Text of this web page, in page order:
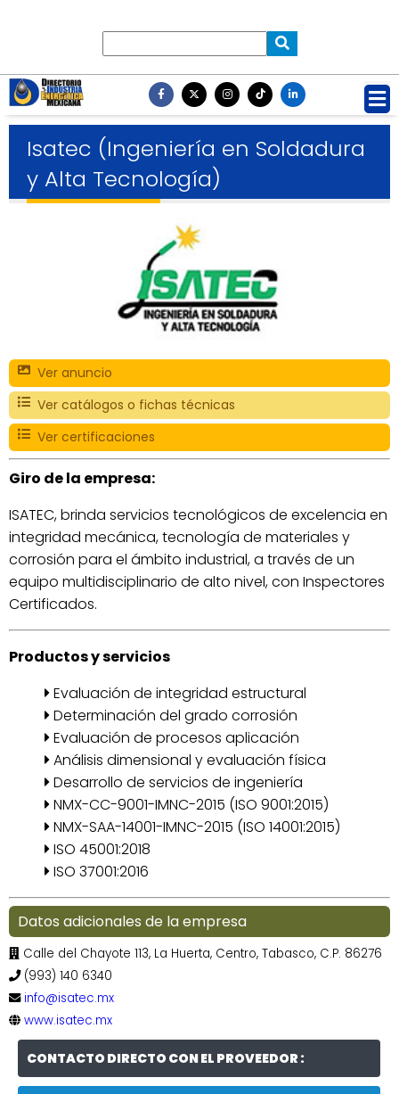
Isatec (Ingeniería en Soldadura
y Alta Tecnología)
Ver anuncio
Ver catálogos o fichas técnicas
Ver certificaciones
Giro de la empresa:
ISATEC, brinda servicios tecnológicos de excelencia en
integridad mecánica, tecnología de materiales y
corrosión para el ámbito industrial, a través de un
equipo multidisciplinario de alto nivel, con Inspectores
Certificados.
Productos y servicios
Evaluación de integridad estructural
Determinación del grado corrosión
Evaluación de procesos aplicación
Análisis dimensional y evaluación física
Desarrollo de servicios de ingeniería
NMX-CC-9001-IMNC-2015 (ISO 9001:2015)
NMX-SAA-14001-IMNC-2015 (ISO 14001:2015)
ISO 45001:2018
ISO 37001:2016
Datos adicionales de la empresa
Calle del Chayote 113, La Huerta, Centro, Tabasco, C.P. 86276
(993) 140 6340
info@isatec.mx
www.isatec.mx
CONTACTO DIRECTO CON EL PROVEEDOR :